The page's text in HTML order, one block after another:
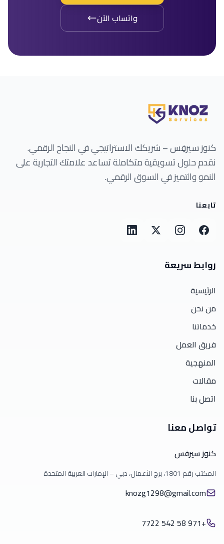
واتساب الآن
كنوز سيرفِس – شريكك الاستراتيجي في النجاح الرقمي.
نقدم حلول تسويقية متكاملة تساعد علامتك التجارية على
النمو والتميز في السوق الرقمي.
تابعنا
روابط سريعة
الرئيسية
من نحن
خدماتنا
فريق العمل
المنهجية
مقالات
اتصل بنا
تواصل معنا
كنوز سيرفس
المكتب رقم 1801، برج الأعمال، دبي – الإمارات العربية المتحدة
knozg1298@gmail.com
+971 58 542 7722